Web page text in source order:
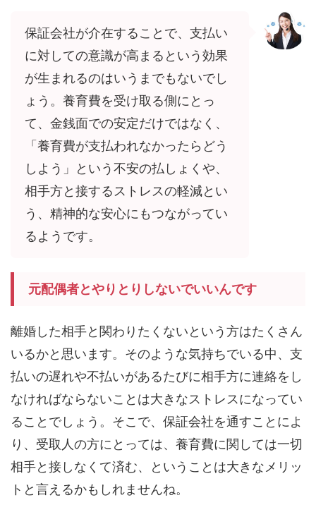
保証会社が介在することで、支払い
に対しての意識が高まるという効果
が生まれるのはいうまでもないでし
ょう。養育費を受け取る側にとっ
て、金銭面での安定だけではなく、
「養育費が支払われなかったらどう
しよう」という不安の払しょくや、
相手方と接するストレスの軽減とい
う、精神的な安心にもつながってい
るようです。
元配偶者とやりとりしないでいいんです
離婚した相手と関わりたくないという方はたくさん
いるかと思います。そのような気持ちでいる中、支
払いの遅れや不払いがあるたびに相手方に連絡をし
なければならないことは大きなストレスになってい
ることでしょう。そこで、保証会社を通すことによ
り、受取人の方にとっては、養育費に関しては一切
相手と接しなくて済む、ということは大きなメリッ
トと言えるかもしれませんね。